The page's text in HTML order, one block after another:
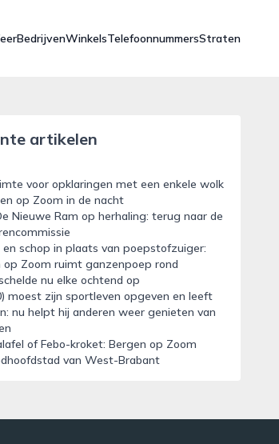
BedrijvenWinkelsTelefoonnummersStraten
artikelen
voor opklaringen met een enkele wolk
op Zoom in de nacht
Nieuwe Ram op herhaling: terug naar de
en schop in plaats van poepstofzuiger:
op Zoom ruimt ganzenpoep rond
nu elke ochtend op
moest zijn sportleven opgeven en leeft
nu helpt hij anderen weer genieten van
of Febo-kroket: Bergen op Zoom
van West-Brabant